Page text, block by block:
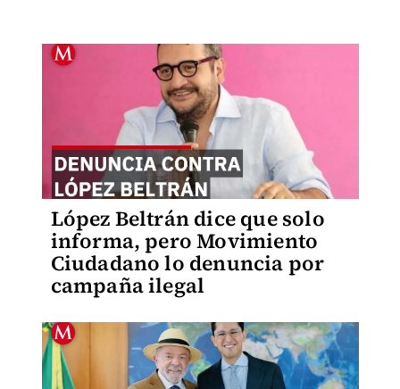
López Beltrán dice que solo
informa, pero Movimiento
Ciudadano lo denuncia por
campaña ilegal